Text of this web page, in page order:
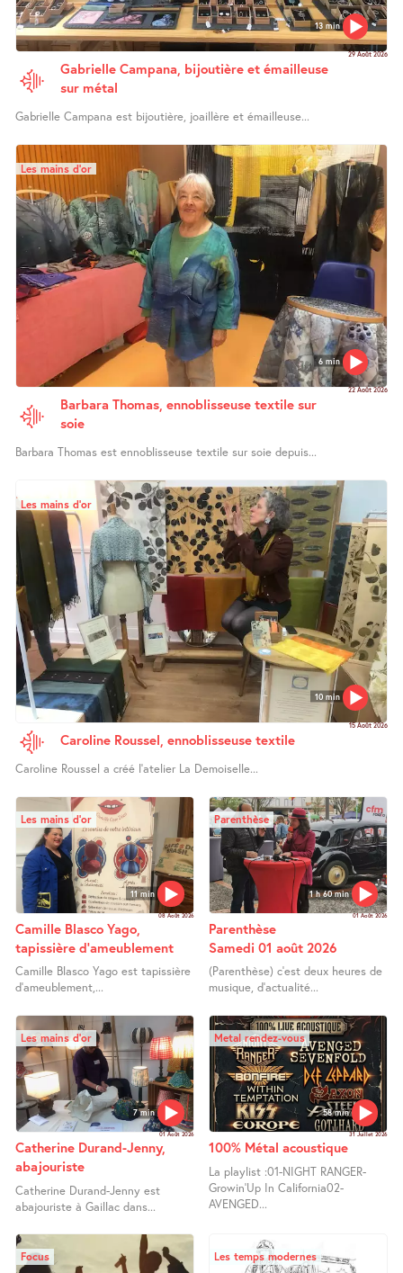
13 min
29 Août 2026
Gabrielle Campana, bijoutière et émailleuse
sur métal
Gabrielle Campana est bijoutière, joaillère et émailleuse...
6 min
Les mains d’or
22 Août 2026
Barbara Thomas, ennoblisseuse textile sur
soie
Barbara Thomas est ennoblisseuse textile sur soie depuis...
10 min
Les mains d’or
15 Août 2026
Caroline Roussel, ennoblisseuse textile
Caroline Roussel a créé l’atelier La Demoiselle...
11 min
Les mains d’or
08 Août 2026
Camille Blasco Yago,
tapissière d’ameublement
Camille Blasco Yago est tapissière
d’ameublement,...
1 h 60 min
Parenthèse
01 Août 2026
Parenthèse
Samedi 01 août 2026
(Parenthèse) c’est deux heures de
musique, d’actualité...
7 min
Les mains d’or
01 Août 2026
Catherine Durand-Jenny,
abajouriste
Catherine Durand-Jenny est
abajouriste à Gaillac dans...
58 min
Metal rendez-vous
31 Juillet 2026
100% Métal acoustique
La playlist :01-NIGHT RANGER-
Growin’Up In California02-
AVENGED...
Focus Les temps modernes